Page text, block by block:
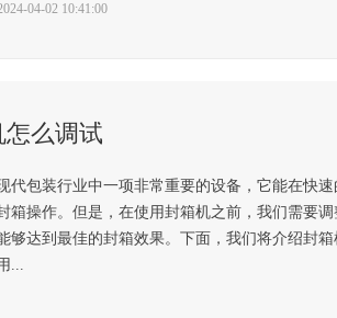
04-02 10:41:00
怎么调试
代包装行业中一项非常重要的设备，它能在快
箱操作。但是，在使用封箱机之前，我们需要调
够达到最佳的封箱效果。下面，我们将介绍封
...